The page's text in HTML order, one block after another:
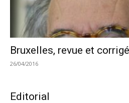
Bruxelles, revue et
26/04/2016
Editorial